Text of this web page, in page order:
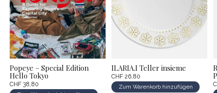
Popeye – Special Edition
Hello Tokyo
CHF 38,80
ILARIA.I Teller insieme
CHF 26,80
Zum Warenkorb hinzufügen